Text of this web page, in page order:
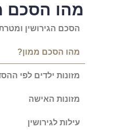
מהו הסכם
הסכם הגירושין
מהו הסכם ממון?
מזונות ילדים לפי
מזונות האישה
עילות לגירושין